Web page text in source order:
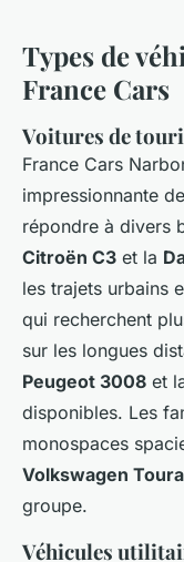
Types de
France Cars
Voitures de
France Cars
impressionnante de
répondre à divers
Citroën C3 et la
les trajets urbains
qui recherchent
sur les longues
Peugeot 3008 et
disponibles. Les
monospaces
Volkswagen
groupe.
Véhicules